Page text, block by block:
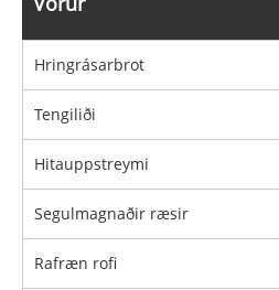
Hringrásarbrot
Tengiliði
Hitauppstreymi
Segulmagnaðir ræsir
Rafræn rofi